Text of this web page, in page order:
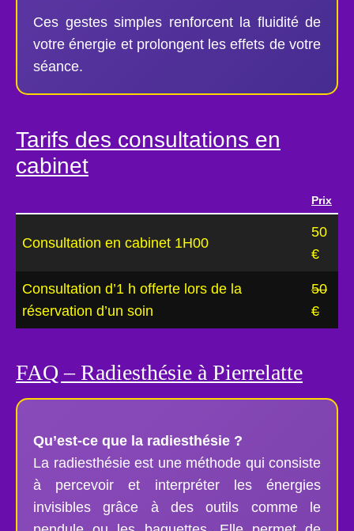
Ces gestes simples renforcent la fluidité de
votre énergie et prolongent les effets de votre
séance.
Tarifs des consultations en
cabinet
Prix
Consultation en cabinet 1H00
50
€
Consultation d’1 h offerte lors de la
réservation d’un soin
50
€
FAQ – Radiesthésie à Pierrelatte
Qu’est-ce que la radiesthésie ?
La radiesthésie est une méthode qui consiste
à percevoir et interpréter les énergies
invisibles grâce à des outils comme le